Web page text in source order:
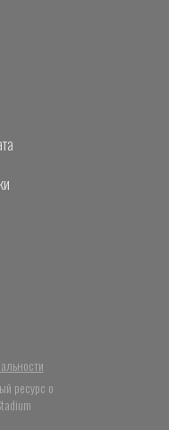
ресурс о